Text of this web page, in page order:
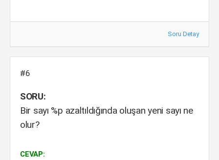
Soru Detay
#6
SORU:
Bir sayı %p azaltıldığında oluşan yeni sayı ne
olur?
CEVAP: